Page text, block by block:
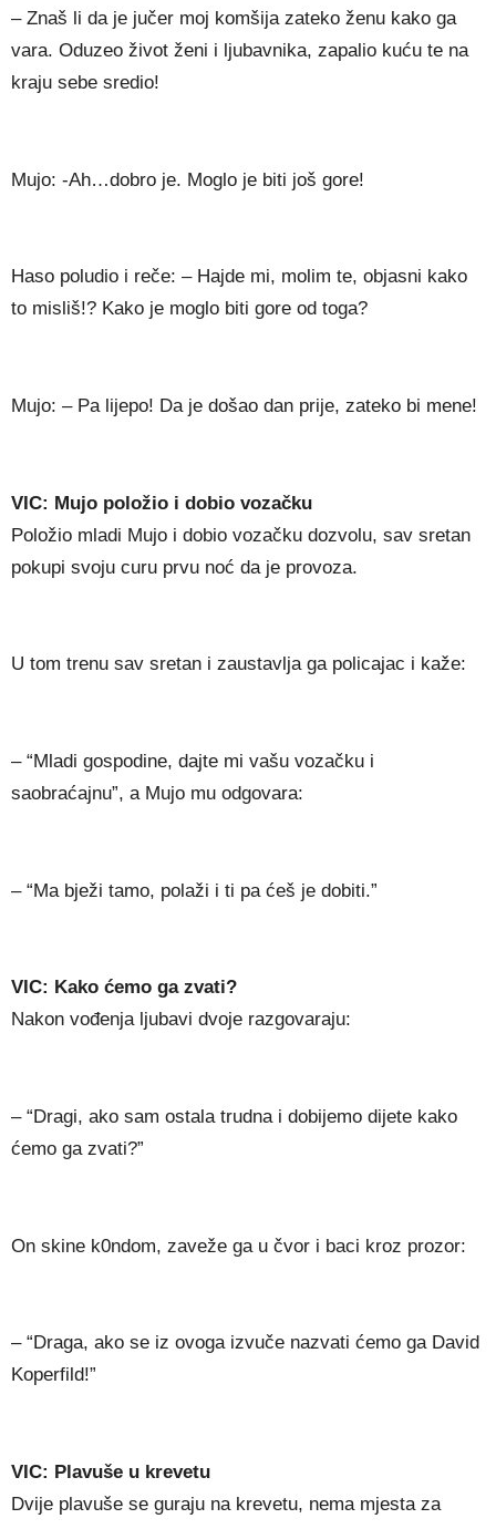
– Znaš li da je jučer moj komšija zateko ženu kako ga
vara. Oduzeo život ženi i ljubavnika, zapalio kuću te na
kraju sebe sredio!
Mujo: -Ah…dobro je. Moglo je biti još gore!
Haso poludio i reče: – Hajde mi, molim te, objasni kako
to misliš!? Kako je moglo biti gore od toga?
Mujo: – Pa lijepo! Da je došao dan prije, zateko bi mene!
VIC: Mujo položio i dobio vozačku
Položio mladi Mujo i dobio vozačku dozvolu, sav sretan
pokupi svoju curu prvu noć da je provoza.
U tom trenu sav sretan i zaustavlja ga policajac i kaže:
– “Mladi gospodine, dajte mi vašu vozačku i
saobraćajnu”, a Mujo mu odgovara:
– “Ma bježi tamo, polaži i ti pa ćeš je dobiti.”
VIC: Kako ćemo ga zvati?
Nakon vođenja ljubavi dvoje razgovaraju:
– “Dragi, ako sam ostala trudna i dobijemo dijete kako
ćemo ga zvati?”
On skine k0ndom, zaveže ga u čvor i baci kroz prozor:
– “Draga, ako se iz ovoga izvuče nazvati ćemo ga David
Koperfild!”
VIC: Plavuše u krevetu
Dvije plavuše se guraju na krevetu, nema mjesta za